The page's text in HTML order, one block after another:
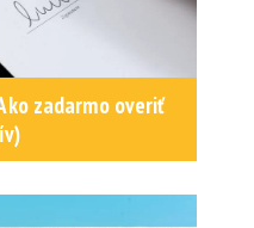
zadarmo overiť